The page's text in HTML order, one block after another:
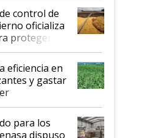
control de
oficializa
proteger la
eficiencia en
y gastar
la campaña
para los
dispuso